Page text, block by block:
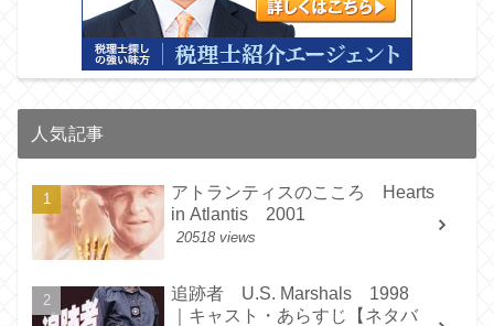
人気記事
アトランティスのこころ Hearts
in Atlantis 2001
20518 views
追跡者 U.S. Marshals 1998
｜キャスト・あらすじ【ネタバ